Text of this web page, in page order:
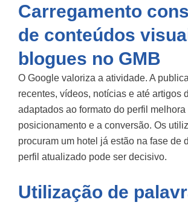
Carregamento
de conteúdos
blogues no GMB
O Google valoriza a atividade. A
recentes, vídeos, notícias e até artigos
adaptados ao formato do perfil melhora
posicionamento e a conversão. Os
procuram um hotel já estão na fase de
perfil atualizado pode ser decisivo.
Utilização de